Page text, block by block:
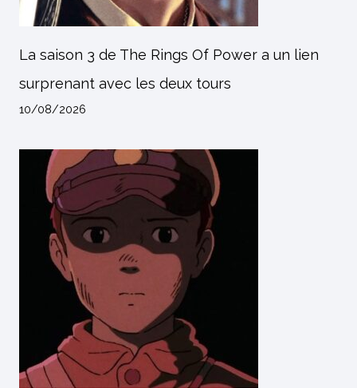
La saison 3 de The Rings Of Power a un lien
surprenant avec les deux tours
10/08/2026